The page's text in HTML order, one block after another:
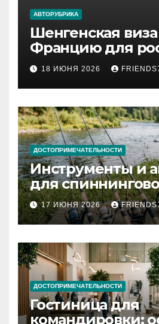
АВТОРУБРИКА
Шенгенская
Францию для
2026 году: сроки
и список
документов
18 ИЮНЯ 2026
ДОСТОПРИМЕЧАТЕЛЬНОСТИ
Инструменты и
для
рыбалки:
типы
17 ИЮНЯ 2026
ДОСТОПРИМЕЧАТЕЛЬНОСТИ
Гостиница для
командировки: